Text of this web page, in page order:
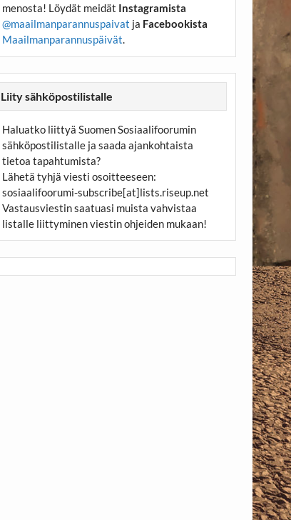
menosta! Löydät meidät Instagramista
@maailmanparannuspaivat ja Facebookista
Maailmanparannuspäivät.
Liity sähköpostilistalle
Haluatko liittyä Suomen Sosiaalifoorumin
sähköpostilistalle ja saada ajankohtaista
tietoa tapahtumista?
Lähetä tyhjä viesti osoitteeseen:
sosiaalifoorumi-subscribe[at]lists.riseup.net
Vastausviestin saatuasi muista vahvistaa
listalle liittyminen viestin ohjeiden mukaan!